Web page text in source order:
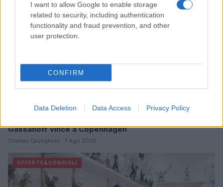
I want to allow Google to enable storage
related to security, including authentication
functionality and fraud prevention, and other
user protection.
CONFIRM
Data Deletion Data Access Privacy Policy
Gassanoff vince a Copenhagen
Cristian Castiglioni · 7 Ago 2026
OFFERTE&CONSIGLI